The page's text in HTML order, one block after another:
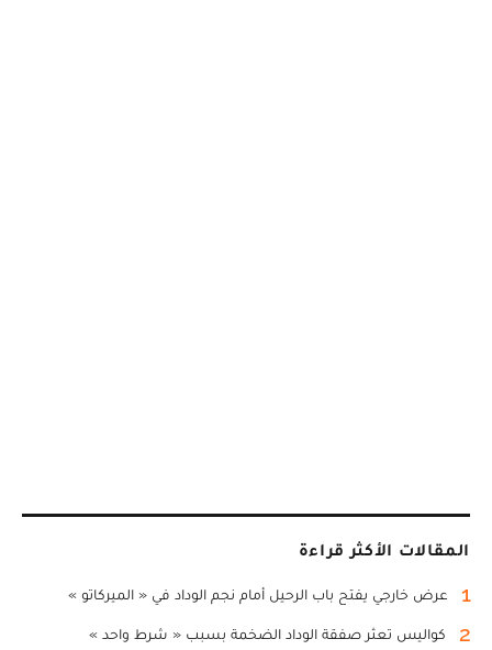
المقالات الأكثر قراءة
1 عرض خارجي يفتح باب الرحيل أمام نجم الوداد في « الميركاتو »
2 كواليس تعثر صفقة الوداد الضخمة بسبب « شرط واحد »